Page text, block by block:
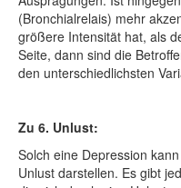
(Bronchialrelais) mehr
größere Intensität hat, als
Seite, dann sind die
den unterschiedlichsten
Zu 6. Unlust:
Solch eine Depression
Unlust darstellen. Es gibt